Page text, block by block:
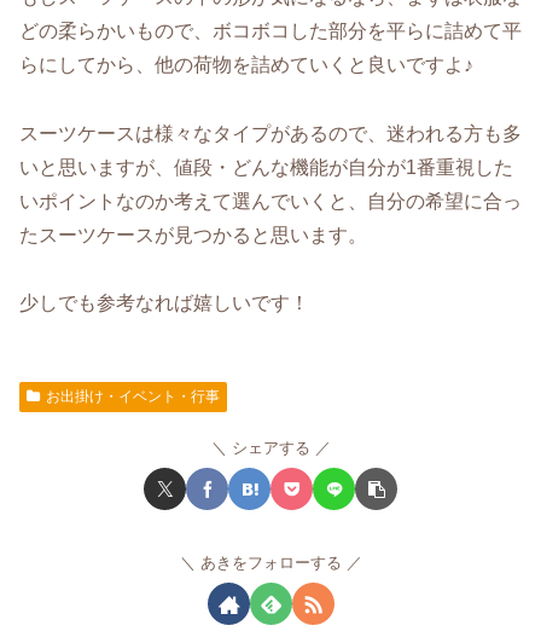
どの柔らかいもので、ボコボコした部分を平らに詰めて平
らにしてから、他の荷物を詰めていくと良いですよ♪
スーツケースは様々なタイプがあるので、迷われる方も多
いと思いますが、値段・どんな機能が自分が1番重視した
いポイントなのか考えて選んでいくと、自分の希望に合っ
たスーツケースが見つかると思います。
少しでも参考なれば嬉しいです！
お出掛け・イベント・行事
シェアする
あきをフォローする